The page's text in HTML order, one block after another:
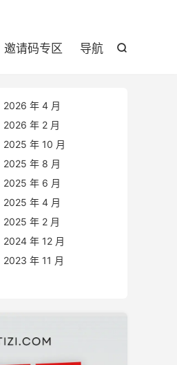

邀请码专区 导航
2026 年 4 月
2026 年 2 月
2025 年 10 月
2025 年 8 月
2025 年 6 月
2025 年 4 月
2025 年 2 月
2024 年 12 月
2023 年 11 月